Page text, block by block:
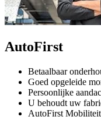
AutoFirst
Betaalbaar
Goed opgeleide
Persoonlijke
U behoudt uw
AutoFirst